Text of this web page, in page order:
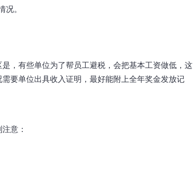
况。
，有些单位为了帮员工避税，会把基本工资做低，这
要单位出具收入证明，最好能附上全年奖金发放记
意：